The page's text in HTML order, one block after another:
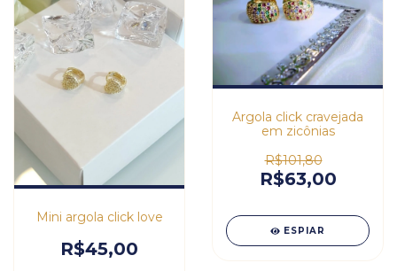
Mini argola click love
R$45,00
Argola click cravejada
em zicônias
R$101,80
R$63,00
ESPIAR